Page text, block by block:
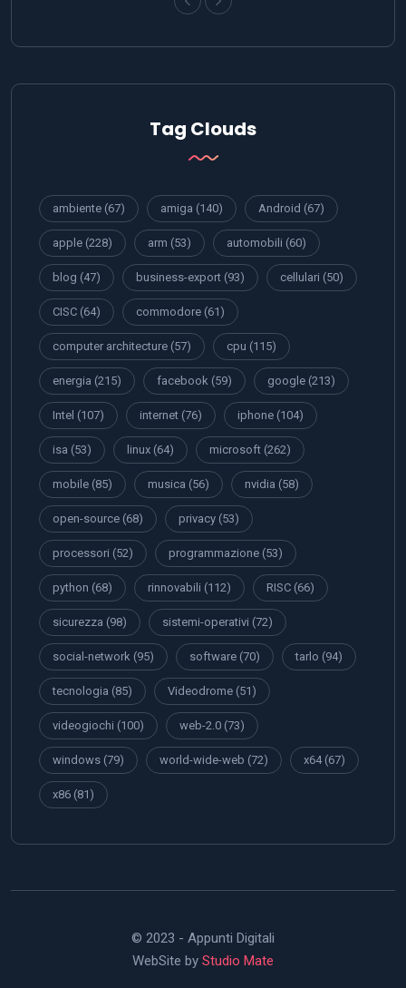
Tag Clouds
ambiente (67) amiga (140) Android (67)
apple (228) arm (53) automobili (60)
blog (47) business-export (93) cellulari (50)
CISC (64) commodore (61)
computer architecture (57) cpu (115)
energia (215) facebook (59) google (213)
Intel (107) internet (76) iphone (104)
isa (53) linux (64) microsoft (262)
mobile (85) musica (56) nvidia (58)
open-source (68) privacy (53)
processori (52) programmazione (53)
python (68) rinnovabili (112) RISC (66)
sicurezza (98) sistemi-operativi (72)
social-network (95) software (70) tarlo (94)
tecnologia (85) Videodrome (51)
videogiochi (100) web-2.0 (73)
windows (79) world-wide-web (72) x64(67)
x86 (81)
© 2023 - Appunti Digitali
WebSite by Studio Mate